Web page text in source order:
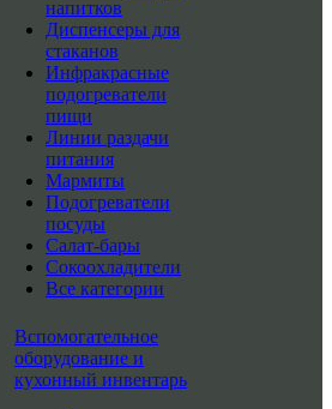
напитков
Диспенсеры для
стаканов
Инфракрасные
подогреватели
пищи
Линии раздачи
питания
Мармиты
Подогреватели
посуды
Салат-бары
Сокоохладители
Все категории
Вспомогательное
оборудование и
кухонный инвентарь